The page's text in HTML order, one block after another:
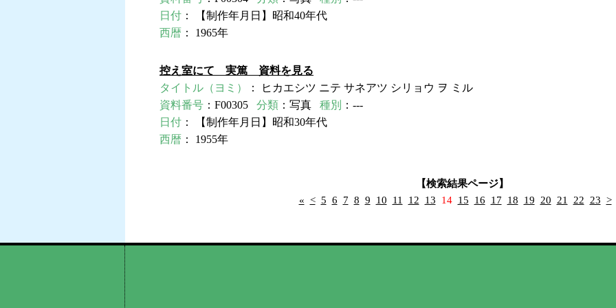
日付 ： 【制作年月日】昭和40年代
西暦 ： 1965年
控え室にて 実篤 資料を見る
タイトル（ヨミ）
： ヒカエシツ ニテ サネアツ シリョウ ヲ ミル
資料番号 ：F00305 分類 ：写真 種別
：---
日付 ： 【制作年月日】昭和30年代
西暦 ： 1955年
【検索結果ページ】
« < 5 6 7 8 9 10 11 12 13 14 15 16 17 18 19 20 21 22 23 >